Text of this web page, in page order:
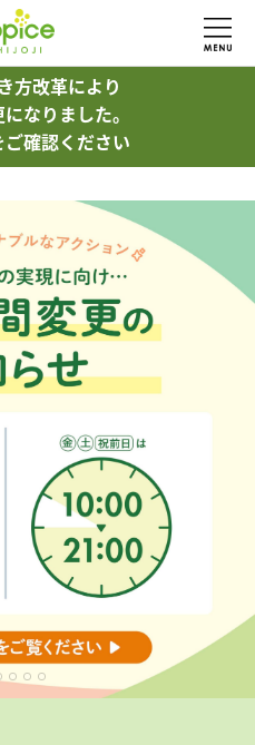
方改革により
なりました。
ご確認ください
方改革により
なりました。
ご確認ください